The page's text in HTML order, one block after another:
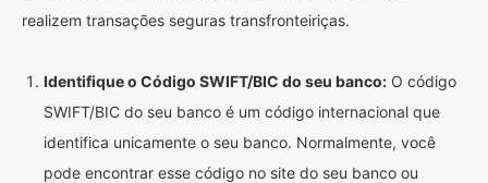
realizem transações seguras transfronteiriças.
Identifique o Código SWIFT/BIC do seu banco: O código
SWIFT/BIC do seu banco é um código internacional que
identifica unicamente o seu banco. Normalmente, você
pode encontrar esse código no site do seu banco ou